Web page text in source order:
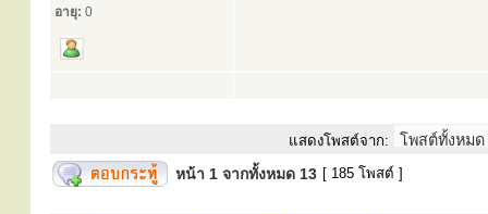
อายุ: 0
แสดงโพสต์จาก:
หน้า 1 จากทั้งหมด 13 [ 185 โพสต์ ]